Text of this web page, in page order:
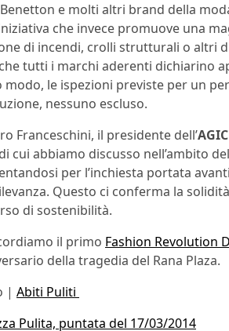
e molti altri brand della
che invece promuove una
di incendi, crolli strutturali o altri
tutti i marchi aderenti dichiarino
modo, le ispezioni previste per un
nessuno escluso.
Franceschini, il presidente dell’
cui abbiamo discusso nell’ambito
per l’inchiesta portata
Questo ci conferma la
di sostenibilità.
il primo Fashion Revolution
della tragedia del Rana Plaza.
| Abiti Puliti
Pulita, puntata del 17/03/2014